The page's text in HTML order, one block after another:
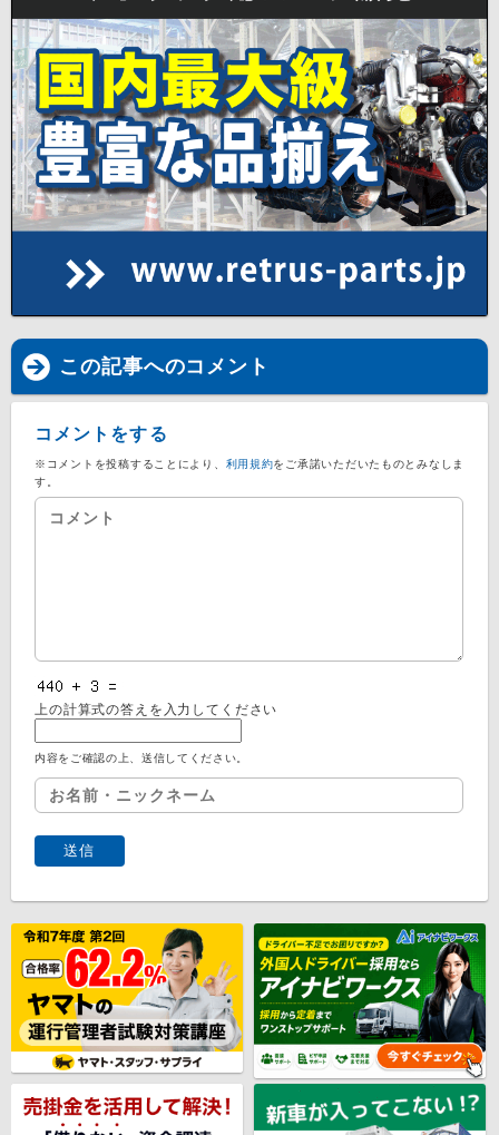
この記事へのコメント
コメントをする
※コメントを投稿することにより、 利用規約をご承諾いただいたものとみなしま
す。
上の計算式の答えを入力してください
内容をご確認の上、送信してください。